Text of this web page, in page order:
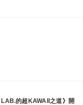
的超KAWAII之道》開